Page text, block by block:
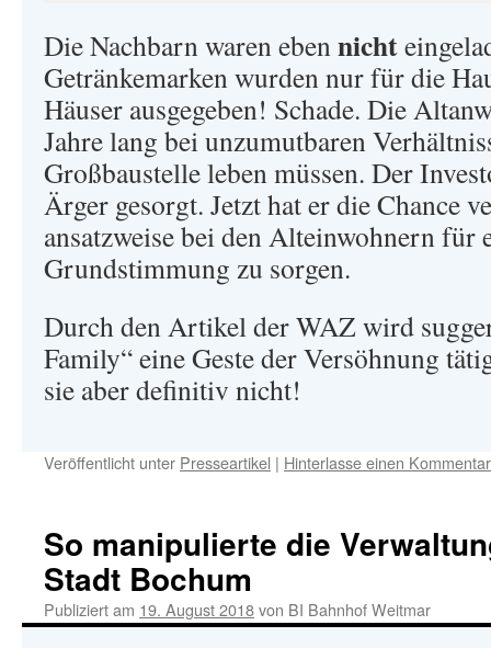
Die Nachbarn waren ebennicht
Getränkemarken wurden nur für die
Häuser ausgegeben! Schade. Die
Jahre lang bei unzumutbaren
Großbaustelle leben müssen. Der
Ärger gesorgt. Jetzt hat er die Chance
ansatzweise bei den Alteinwohnern für
Grundstimmung zu sorgen.
Durch den Artikel der WAZ wird
Family“ eine Geste der Versöhnung
sie aber definitiv nicht!
Veröffentlicht unter Presseartikel | Hinterlasse einen Kommentar
So manipulierte die
Stadt Bochum
Publiziert am 19. August 2018von BI Bahnhof Weitmar